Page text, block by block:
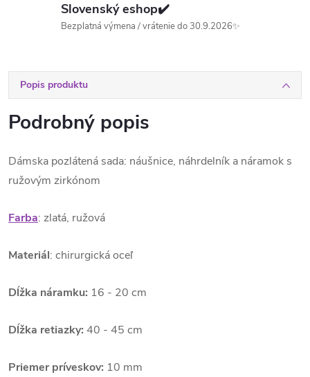
Slovenský eshop✔️
Bezplatná výmena / vrátenie do 30.9.2026✨
Popis produktu
Podrobný popis
Dámska pozlátená sada: náušnice, náhrdelník a náramok s
ružovým zirkónom
Farba: zlatá, ružová
Materiál: chirurgická oceľ
Dĺžka náramku: 16 - 20 cm
Dĺžka retiazky: 40 - 45 cm
Priemer príveskov: 10 mm